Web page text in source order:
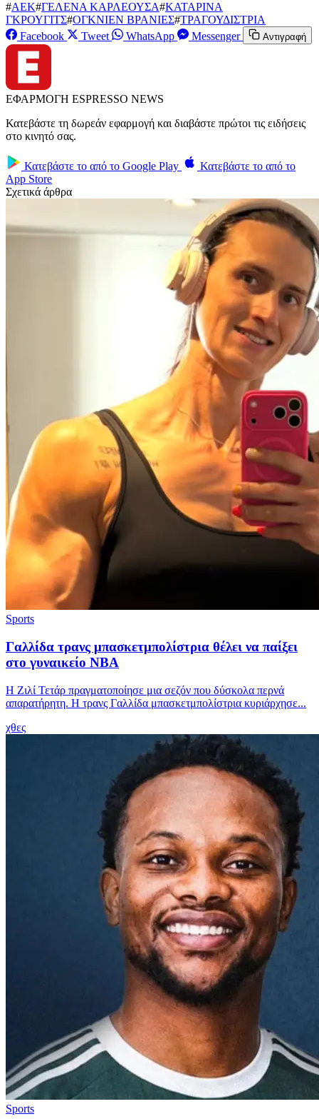
#ΑΕΚ#ΓΕΛΕΝΑ ΚΑΡΛΕΟΥΣΑ#ΚΑΤΑΡΙΝΑ
ΓΚΡΟΥΓΙΤΣ#ΟΓΚΝΙΕΝ ΒΡΑΝΙΕΣ#ΤΡΑΓΟΥΔΙΣΤΡΙΑ
Facebook
Tweet WhatsApp Messenger Αντιγραφή
ΕΦΑΡΜΟΓΗ ESPRESSO NEWS
Κατεβάστε τη δωρεάν εφαρμογή και διαβάστε πρώτοι τις ειδήσεις
στο κινητό σας.
Κατεβάστε το από το Google Play
Κατεβάστε το από το
App Store
Σχετικά άρθρα
Sports
Γαλλίδα τρανς μπασκετμπολίστρια θέλει να παίξει
στο γυναικείο ΝΒΑ
Η Ζιλί Τετάρ πραγματοποίησε μια σεζόν που δύσκολα περνά
απαρατήρητη. Η τρανς Γαλλίδα μπασκετμπολίστρια κυριάρχησε...
χθες
Sports